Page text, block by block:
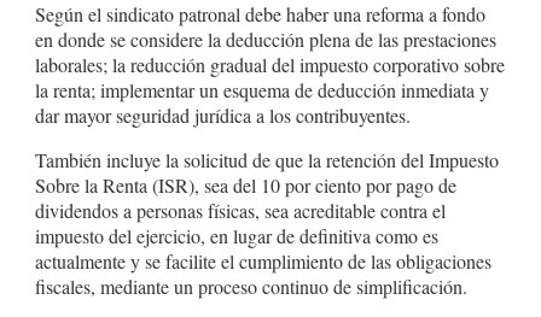
Según el sindicato patronal debe haber una reforma a fondo
en donde se considere la deducción plena de las prestaciones
laborales; la reducción gradual del impuesto corporativo sobre
la renta; implementar un esquema de deducción inmediata y
dar mayor seguridad jurídica a los contribuyentes.
También incluye la solicitud de que la retención del Impuesto
Sobre la Renta (ISR), sea del 10 por ciento por pago de
dividendos a personas físicas, sea acreditable contra el
impuesto del ejercicio, en lugar de definitiva como es
actualmente y se facilite el cumplimiento de las obligaciones
fiscales, mediante un proceso continuo de simplificación.